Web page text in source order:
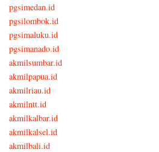
pgsimedan.id
pgsilombok.id
pgsimaluku.id
pgsimanado.id
akmilsumbar.id
akmilpapua.id
akmilriau.id
akmilntt.id
akmilkalbar.id
akmilkalsel.id
akmilbali.id